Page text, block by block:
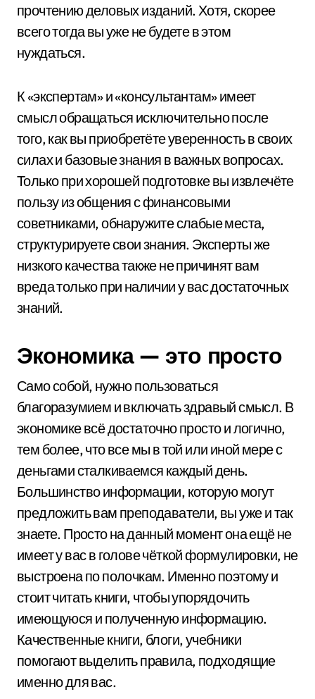
прочтению деловых изданий. Хотя, скорее
всего тогда вы уже не будете в этом
нуждаться.
К «экспертам» и «консультантам» имеет
смысл обращаться исключительно после
того, как вы приобретёте уверенность в своих
силах и базовые знания в важных вопросах.
Только при хорошей подготовке вы извлечёте
пользу из общения с финансовыми
советниками, обнаружите слабые места,
структурируете свои знания. Эксперты же
низкого качества также не причинят вам
вреда только при наличии у вас достаточных
знаний.
Экономика — это просто
Само собой, нужно пользоваться
благоразумием и включать здравый смысл. В
экономике всё достаточно просто и логично,
тем более, что все мы в той или иной мере с
деньгами сталкиваемся каждый день.
Большинство информации, которую могут
предложить вам преподаватели, вы уже и так
знаете. Просто на данный момент она ещё не
имеет у вас в голове чёткой формулировки, не
выстроена по полочкам. Именно поэтому и
стоит читать книги, чтобы упорядочить
имеющуюся и полученную информацию.
Качественные книги, блоги, учебники
помогают выделить правила, подходящие
именно для вас.